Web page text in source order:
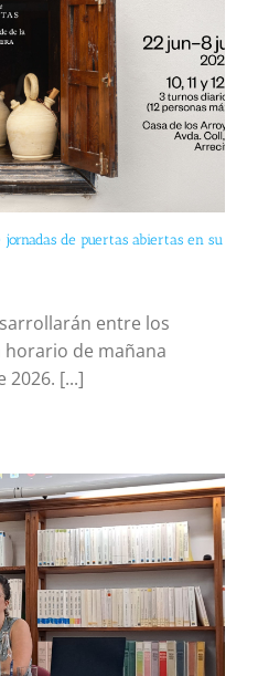
de puertas abiertas en su
entre los
horario de mañana
2026. [...]